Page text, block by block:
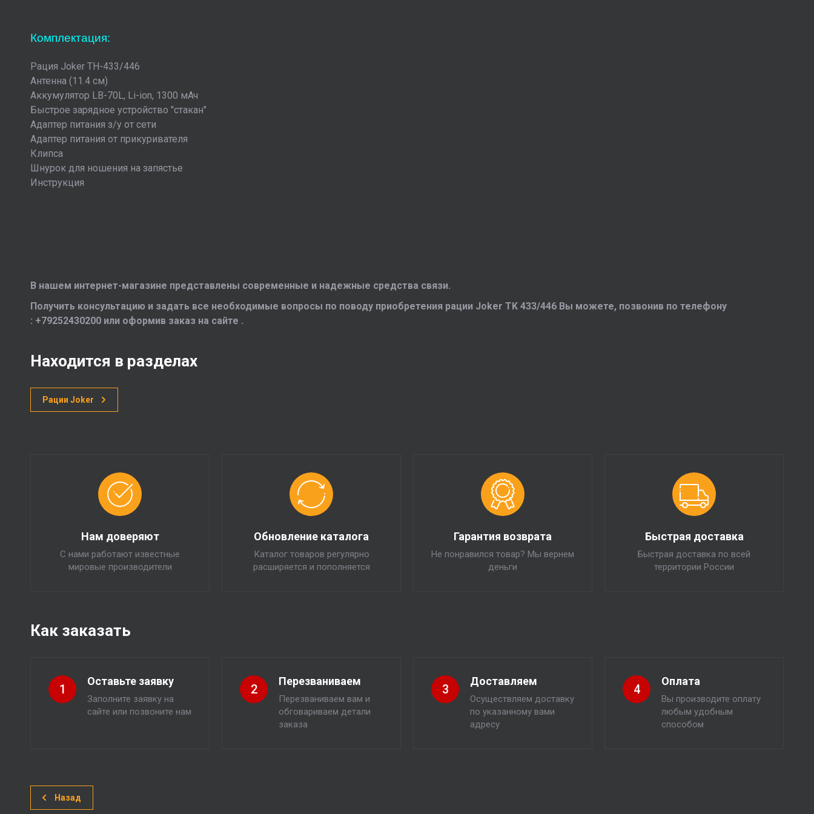
Комплектация:
Рация Joker TH-433/446
Антенна (11.4 см)
Аккумулятор LB-70L, Li-ion, 1300 мАч
Быстрое зарядное устройство "стакан"
Адаптер питания з/у от сети
Адаптер питания от прикуривателя
Клипса
Шнурок для ношения на запястье
Инструкция
В нашем интернет-магазине представлены современные и надежные средства связи.
Получить консультацию и задать все необходимые вопросы по поводу приобретения рации Joker TK 433/446 Вы можете, позвонив по телефону
: +79252430200 или оформив заказ на сайте .
Находится в разделах
Рации Joker
Нам доверяют
С нами работают известные
мировые производители
Обновление каталога
Каталог товаров регулярно
расширяется и пополняется
Гарантия возврата
Не понравился товар? Мы вернем
деньги
Быстрая доставка
Быстрая доставка по всей
территории России
Как заказать
1
Оставьте заявку
Заполните заявку на
сайте или позвоните нам
2
Перезваниваем
Перезваниваем вам и
обговариваем детали
заказа
3
Доставляем
Осуществляем доставку
по указанному вами
адресу
4
Оплата
Вы производите оплату
любым удобным
способом
Назад